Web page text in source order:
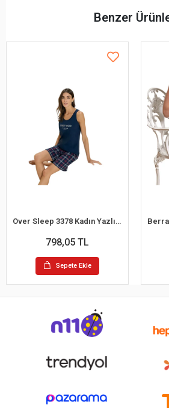
Benzer
Over Sleep 3378 Kadın Yazlık Süprem Şort Pijama Takım (M-L-XL-XXL)
798,05 TL
Sepete Ekle